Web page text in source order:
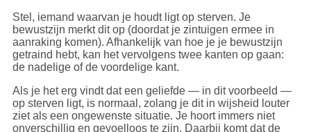
Stel, iemand waarvan je houdt ligt op sterven. Je
bewustzijn merkt dit op (doordat je zintuigen ermee in
aanraking komen). Afhankelijk van hoe je je bewustzijn
getraind hebt, kan het vervolgens twee kanten op gaan:
de nadelige of de voordelige kant.
Als je het erg vindt dat een geliefde — in dit voorbeeld —
op sterven ligt, is normaal, zolang je dit in wijsheid louter
ziet als een ongewenste situatie. Je hoort immers niet
onverschillig en gevoelloos te zijn. Daarbij komt dat de